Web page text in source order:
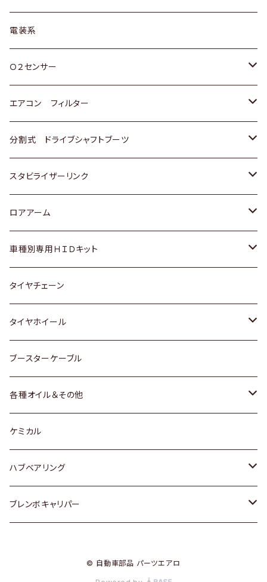
日野
三菱
スバル
マツダ
三菱
スバル
日産
ダイハツ
マツダ
三菱
スバル
スズキ
ダイハツ
三菱
スバル
トヨタ
ホンダ
スズキ
日産
いすゞ
ダイハツ
マツダ
三菱
スバル
レクサス
電装系
Ｏ２センサー
トヨタ
ホンダ
スズキ
日産
ダイハツ
マツダ
三菱
スバル
エアコン フィルター
トヨタ
ホンダ
スズキ
日産
いすゞ
ダイハツ
マツダ
三菱
スバル
分割式 ドライブシャフトブーツ
トヨタ
ホンダ
スズキ
日産
ダイハツ
スバル
スタビライザーリンク
トヨタ
ホンダ
スズキ
日産
ダイハツ
マツダ
ロアアーム
ホンダ
スズキ
日産
ダイハツ
マツダ
スバル
車種別専用ＨＩＤキット
トヨタ
マツダ
タイヤチェーン
タイヤホイール
トヨタ
ホンダ
スズキ
日産
ダイハツ
ブースターケーブル
各種オイル＆その他
ディーデル洗浄添加剤
ケミカル
ハブベアリング
トヨタ
ブレンボキャリパー
© 自動車部品 パーツエアロ